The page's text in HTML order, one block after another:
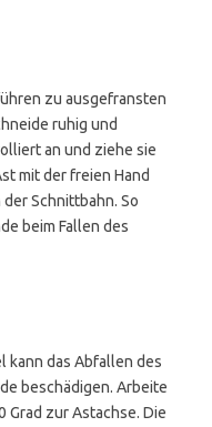
zu ausgefransten
ruhig und
an und ziehe sie
mit der freien Hand
Schnittbahn. So
beim Fallen des
kann das Abfallen des
beschädigen. Arbeite
Grad zur Astachse. Die